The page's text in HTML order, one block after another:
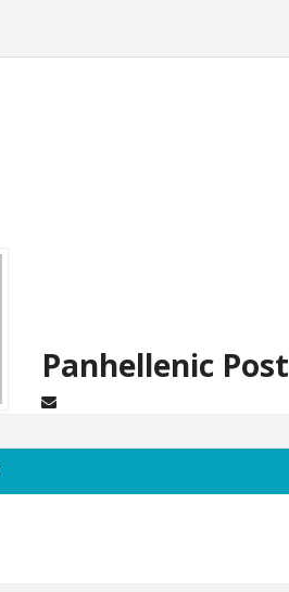
Panhellenic Post